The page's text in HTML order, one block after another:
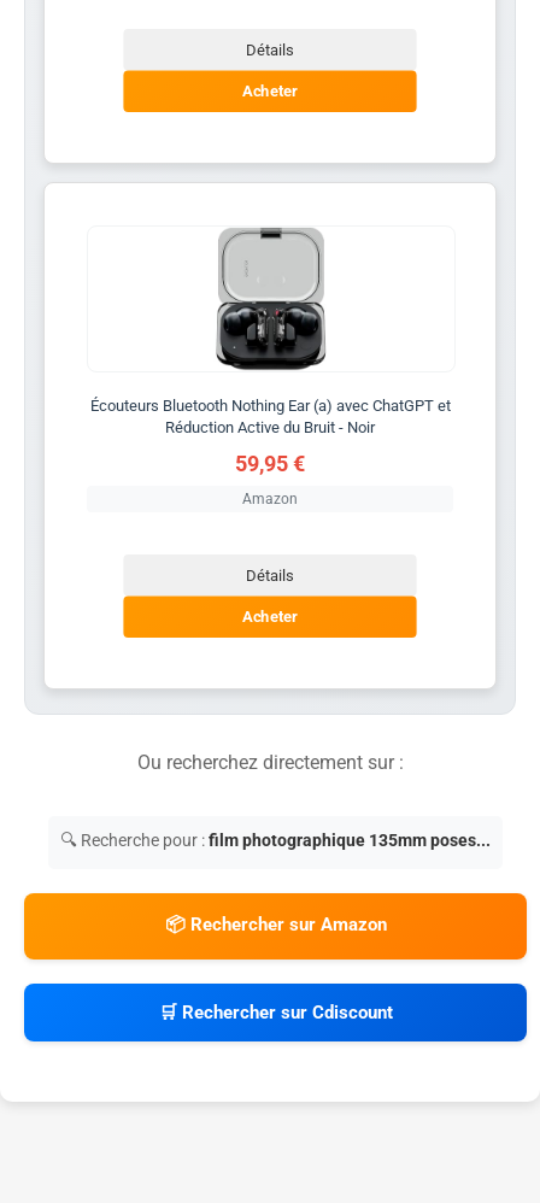
Détails
Acheter
Écouteurs Bluetooth Nothing Ear (a) avec ChatGPT et
Réduction Active du Bruit - Noir
59,95 €
Amazon
Détails
Acheter
Ou recherchez directement sur :
🔍 Recherche pour :film photographique 135mm poses...
📦 Rechercher sur Amazon
🛒 Rechercher sur Cdiscount